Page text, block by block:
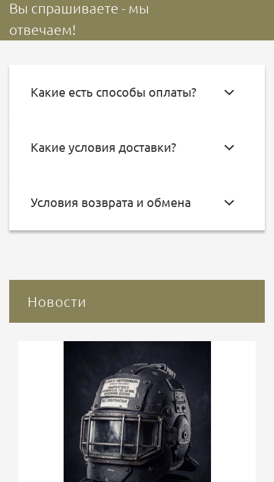
Вы спрашиваете - мы
отвечаем!
Какие есть способы оплаты?
Какие условия доставки?
Условия возврата и обмена
Новости